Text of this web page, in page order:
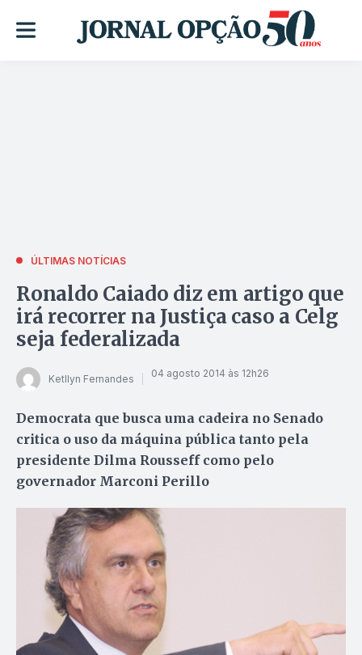
ÚLTIMAS NOTÍCIAS
Ronaldo Caiado diz em artigo que
irá recorrer na Justiça caso a Celg
seja federalizada
Ketllyn Fernandes 04 agosto 2014 às 12h26
Democrata que busca uma cadeira no Senado
critica o uso da máquina pública tanto pela
presidente Dilma Rousseff como pelo
governador Marconi Perillo